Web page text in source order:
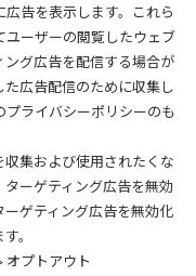
告を表示します。これら
ユーザーの閲覧したウェブ
グ広告を配信する場合が
広告配信のために収集し
ライバシーポリシーのも
集および使用されたくな
ーゲティング広告を無効
ゲティング広告を無効化
。
オプトアウト